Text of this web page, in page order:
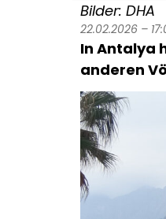
Bilder: DHA
22.02.2026 –
In Antalya
anderen